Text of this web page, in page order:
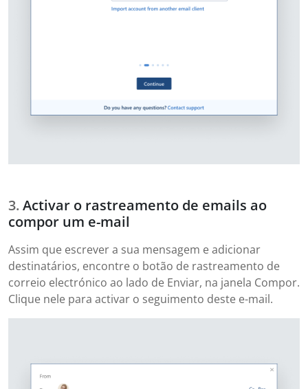
Activar o rastreamento de emails ao
compor um e-mail
Assim que escrever a sua mensagem e adicionar
destinatários, encontre o botão de rastreamento de
correio electrónico ao lado de Enviar, na janela Compor.
Clique nele para activar o seguimento deste e-mail.